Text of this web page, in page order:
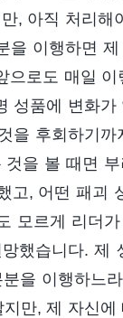
, 아직 처리
을 이행하면
으로도 매일
성품에 변화
을 후회하기
것을 볼 때면
고, 어떤 패괴
모르게 리더
했습니다. 제
분을 이행하느
만, 제 자신